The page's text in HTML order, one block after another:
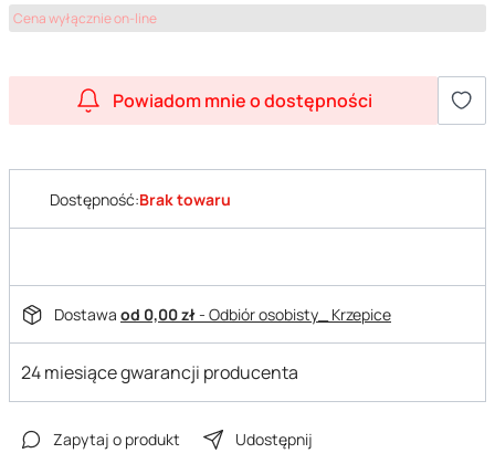
Cena wyłącznie on-line
Powiadom mnie o dostępności
Dostępność:Brak towaru
Dostawa od 0,00 zł- Odbiór osobisty_ Krzepice
24 miesiące gwarancji producenta
Zapytaj o produkt Udostępnij